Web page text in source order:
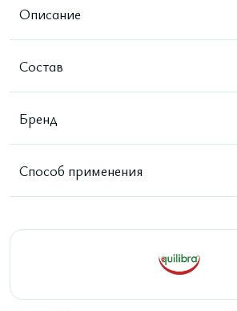
Описание
Состав
Бренд
Способ применения